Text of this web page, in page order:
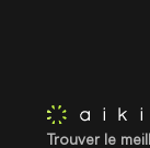
Trouver le